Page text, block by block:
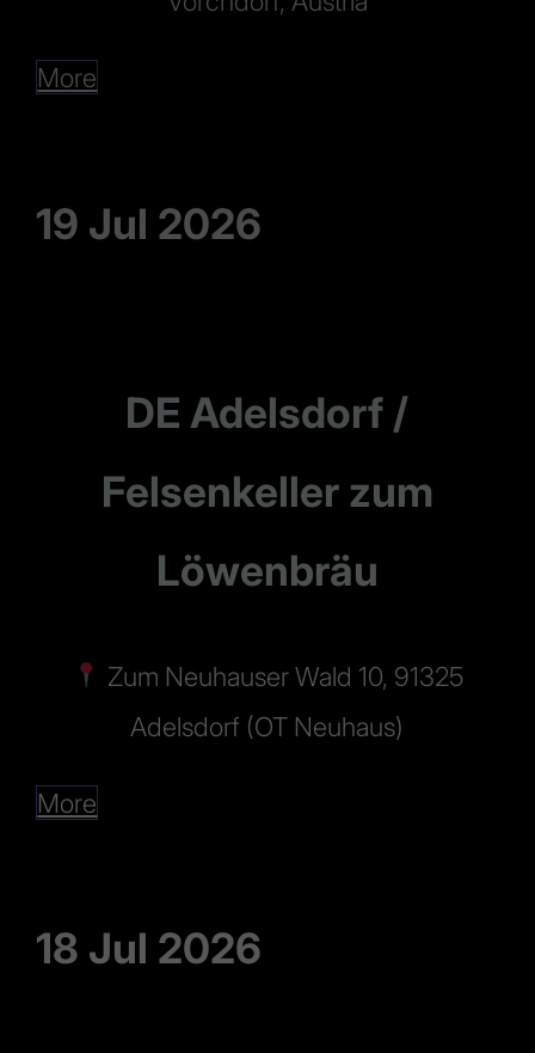
More
19 Jul 2026
DE Adelsdorf /
Felsenkeller zum
Löwenbräu
Zum Neuhauser Wald 10, 91325
Adelsdorf (OT Neuhaus)
More
18 Jul 2026